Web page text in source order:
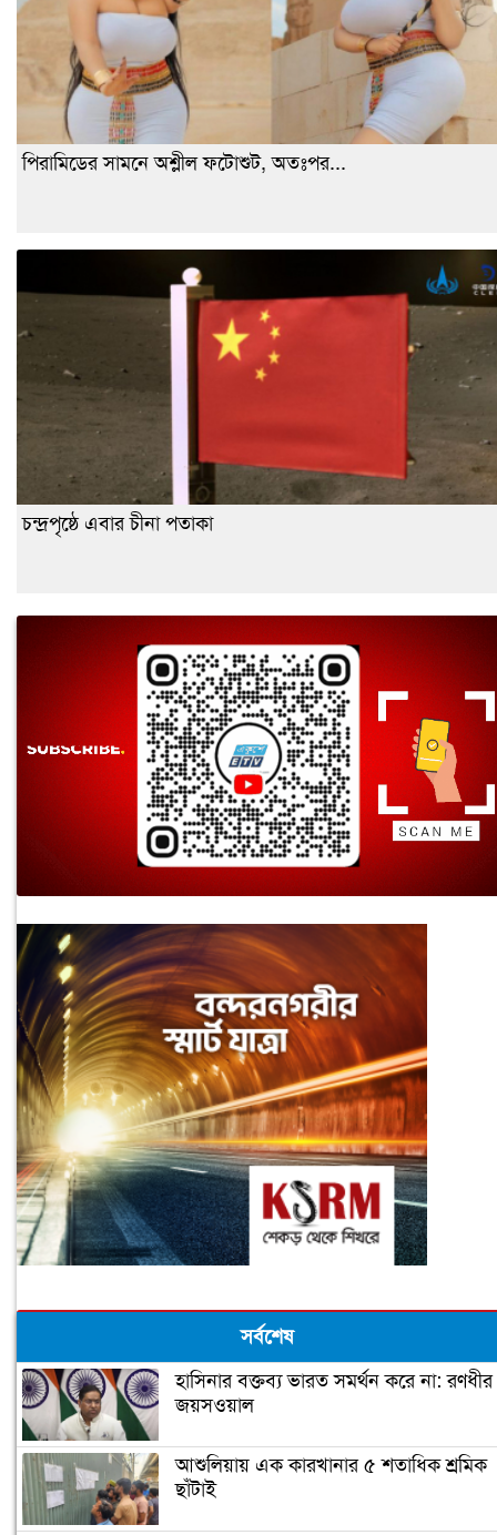
পিরামিডের সামনে অশ্লীল ফটোশুট, অতঃপর...
চন্দ্রপৃষ্ঠে এবার চীনা পতাকা
সর্বশেষ
হাসিনার বক্তব্য ভারত সমর্থন করে না: রণধীর
জয়সওয়াল
আশুলিয়ায় এক কারখানার ৫ শতাধিক শ্রমিক
ছাঁটাই